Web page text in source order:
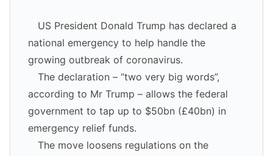
US President Donald Trump has declared a
national emergency to help handle the
growing outbreak of coronavirus.
The declaration – “two very big words”,
according to Mr Trump – allows the federal
government to tap up to $50bn (£40bn) in
emergency relief funds.
The move loosens regulations on the